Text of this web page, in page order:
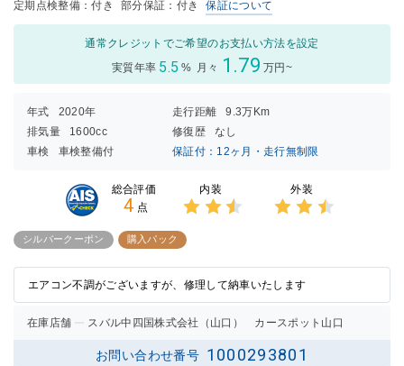
定期点検整備：付き 部分保証：付き 保証について
通常クレジットでご希望のお支払い方法を設定
実質年率 5.5 % 月々 1.79 万円~
年式 2020年 走行距離
9.3万Km
排気量
1600cc 修復歴
なし
車検
車検整備付 保証付：12ヶ月・走行無制限
総合評価
4 点
内装
2.5点
外装
シルバークーポン 購入パック
エアコン不調がございますが、修理して納車いたします
在庫店舗 スバル中四国株式会社（山口） カースポット山口
お問い合わせ番号 1000293801